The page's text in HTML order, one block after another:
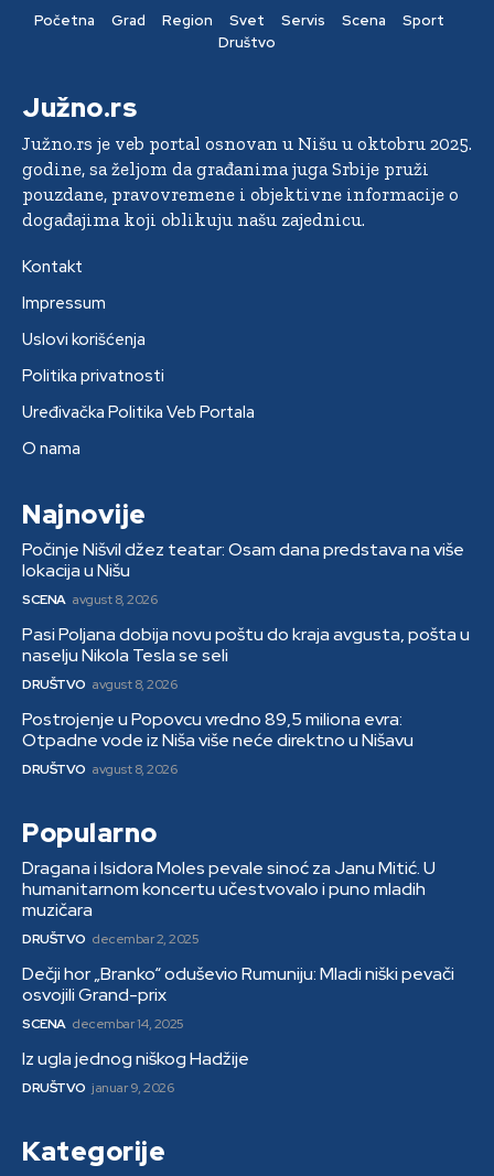
Početna Grad Region Svet Servis Scena
Sport
Društvo
Južno.rs
Južno.rs je veb portal osnovan u Nišu u oktobru 2025.
godine, sa željom da građanima juga Srbije pruži
pouzdane, pravovremene i objektivne informacije o
događajima koji oblikuju našu zajednicu.
Kontakt
Impressum
Uslovi korišćenja
Politika privatnosti
Uređivačka Politika Veb Portala
O nama
Najnovije
Počinje Nišvil džez teatar: Osam dana predstava na više
lokacija u Nišu
SCENA avgust 8, 2026
Pasi Poljana dobija novu poštu do kraja avgusta, pošta u
naselju Nikola Tesla se seli
DRUŠTVO avgust 8, 2026
Postrojenje u Popovcu vredno 89,5 miliona evra:
Otpadne vode iz Niša više neće direktno u Nišavu
DRUŠTVO avgust 8, 2026
Popularno
Dragana i Isidora Moles pevale sinoć za Janu Mitić. U
humanitarnom koncertu učestvovalo i puno mladih
muzičara
DRUŠTVO decembar 2, 2025
Dečji hor „Branko“ oduševio Rumuniju: Mladi niški pevači
osvojili Grand-prix
SCENA decembar 14, 2025
Iz ugla jednog niškog Hadžije
DRUŠTVO januar 9, 2026
Kategorije